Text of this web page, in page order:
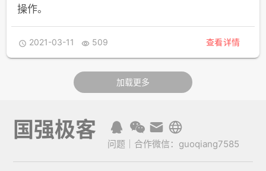
操作。
 2021-03-11  509 查看详情
加载更多
国强极客
问题｜合作微信：guoqiang7585